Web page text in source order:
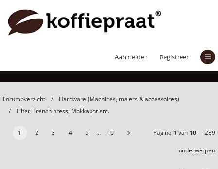
Aanmelden Registreer
Filter, French press, Mokkapot etc.
Forumoverzicht
Hardware (Machines, malers & accessoires)
Filter, French press, Mokkapot etc.
1 2 3 4 5 … 10 Pagina 1 van 10 239
onderwerpen